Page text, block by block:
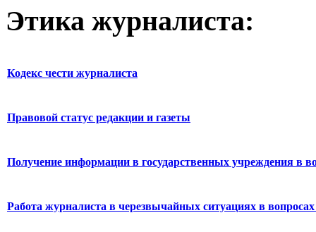
Этика журналиста:
Кодекс чести журналиста
Правовой статус редакции и газеты
Получение информации в государственных учреждения в
Работа журналиста в черезвычайных ситуациях в вопросах